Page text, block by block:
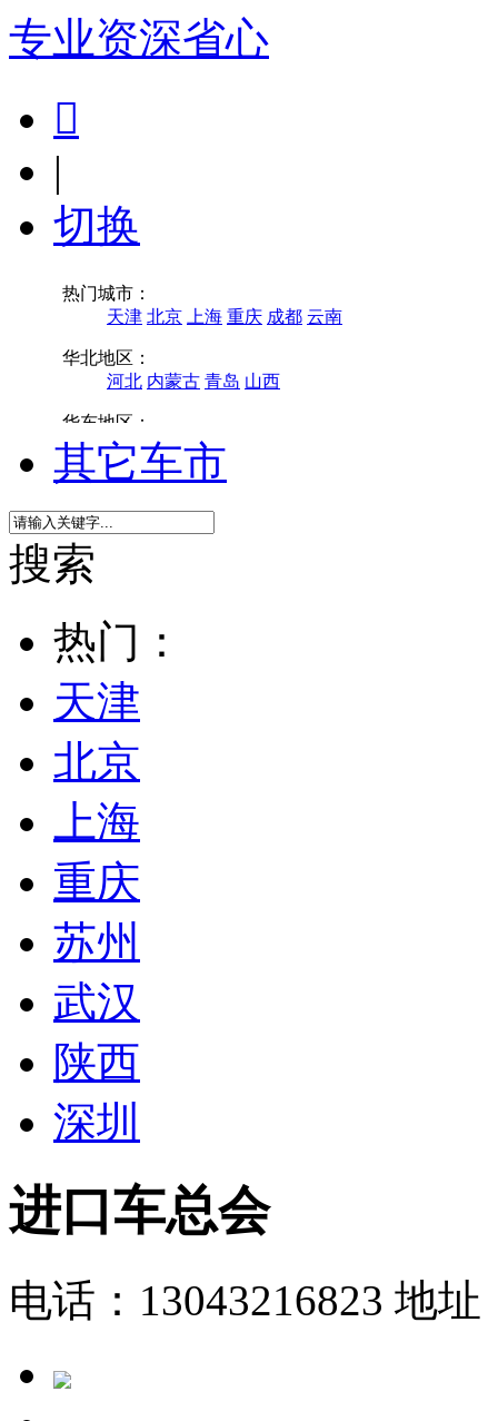
专业资深省心

|
切换
其它车市
搜索
热门：
天津
北京
上海
重庆
苏州
武汉
陕西
深圳
进口车总会
电话：13043216823 地址